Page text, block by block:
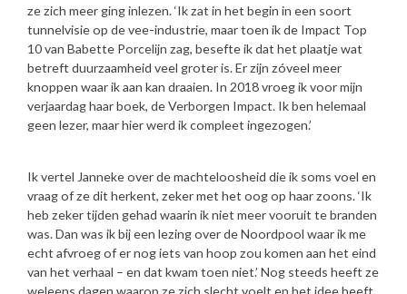
ze zich meer ging inlezen. ‘Ik zat in het begin in een soort
tunnelvisie op de vee-industrie, maar toen ik de Impact Top
10 van Babette Porcelijn zag, besefte ik dat het plaatje wat
betreft duurzaamheid veel groter is. Er zijn zóveel meer
knoppen waar ik aan kan draaien. In 2018 vroeg ik voor mijn
verjaardag haar boek, de Verborgen Impact. Ik ben helemaal
geen lezer, maar hier werd ik compleet ingezogen.’
Ik vertel Janneke over de machteloosheid die ik soms voel en
vraag of ze dit herkent, zeker met het oog op haar zoons. ‘Ik
heb zeker tijden gehad waarin ik niet meer vooruit te branden
was. Dan was ik bij een lezing over de Noordpool waar ik me
echt afvroeg of er nog iets van hoop zou komen aan het eind
van het verhaal – en dat kwam toen niet.’ Nog steeds heeft ze